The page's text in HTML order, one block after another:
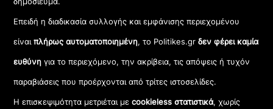
Επειδή η διαδικασία συλλογής και εμφάνισης περιεχομένου
είναιπλήρως αυτοματοποιημένη, το Politikes.grδεν φέρει καμία
ευθύνη για το περιεχόμενο, την ακρίβεια, τις απόψεις ή τυχόν
παραβιάσεις που προέρχονται από τρίτες ιστοσελίδες.
Η επισκεψιμότητα μετριέται μεcookieless στατιστικά, χωρίς